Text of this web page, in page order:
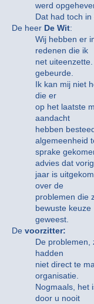
werd
Dat had toch
De heer De Wit:
Wij hebben er
redenen die ik
net
gebeurde.
Ik kan mij niet
die er
op het laatste
aandacht
hebben
algemeenheid
sprake
advies dat vorig
jaar is
over de
problemen die
bewuste keuze
geweest.
De voorzitter:
De problemen,
hadden
niet direct te
organisatie.
Nogmaals, het
door u nooit